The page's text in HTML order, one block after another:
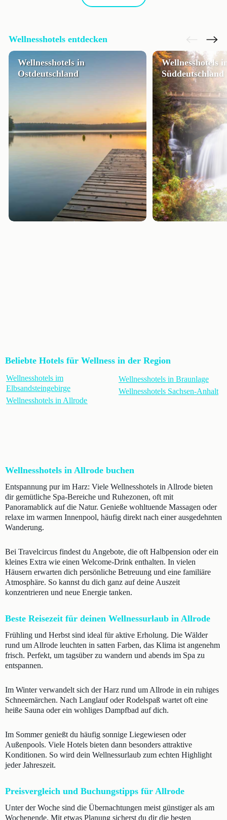
Wellnesshotels entdecken
Wellnesshotels in
Ostdeutschland
Wellnesshotels
Süddeutschland
Beliebte Hotels für Wellness in der Region
Wellnesshotels im
Elbsandsteingebirge
Wellnesshotels in Allrode
Wellnesshotels in Braunlage
Wellnesshotels Sachsen-Anhalt
Wellnesshotels in Allrode buchen
Entspannung pur im Harz: Viele Wellnesshotels in Allrode bieten
dir gemütliche Spa-Bereiche und Ruhezonen, oft mit
Panoramablick auf die Natur. Genieße wohltuende Massagen oder
relaxe im warmen Innenpool, häufig direkt nach einer ausgedehnten
Wanderung.
Bei Travelcircus findest du Angebote, die oft Halbpension oder ein
kleines Extra wie einen Welcome-Drink enthalten. In vielen
Häusern erwarten dich persönliche Betreuung und eine familiäre
Atmosphäre. So kannst du dich ganz auf deine Auszeit
konzentrieren und neue Energie tanken.
Beste Reisezeit für deinen Wellnessurlaub in Allrode
Frühling und Herbst sind ideal für aktive Erholung. Die Wälder
rund um Allrode leuchten in satten Farben, das Klima ist angenehm
frisch. Perfekt, um tagsüber zu wandern und abends im Spa zu
entspannen.
Im Winter verwandelt sich der Harz rund um Allrode in ein ruhiges
Schneemärchen. Nach Langlauf oder Rodelspaß wartet oft eine
heiße Sauna oder ein wohliges Dampfbad auf dich.
Im Sommer genießt du häufig sonnige Liegewiesen oder
Außenpools. Viele Hotels bieten dann besonders attraktive
Konditionen. So wird dein Wellnessurlaub zum echten Highlight
jeder Jahreszeit.
Preisvergleich und Buchungstipps für Allrode
Unter der Woche sind die Übernachtungen meist günstiger als am
Wochenende. Mit etwas Planung sicherst du dir die besten